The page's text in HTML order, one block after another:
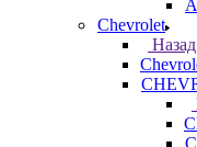
Chevrolet
Назад